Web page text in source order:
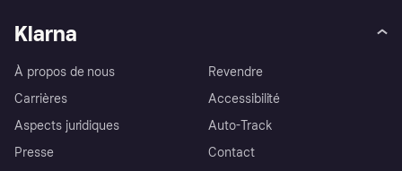
Klarna
À propos de nous
Carrières
Aspects juridiques
Presse
Revendre
Accessibilité
Auto-Track
Contact